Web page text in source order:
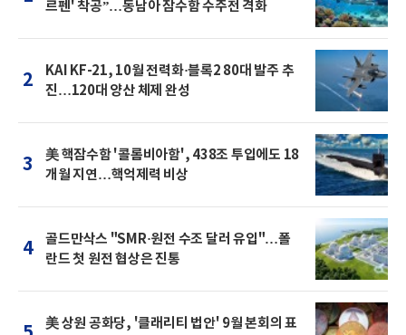
르펜' 착공”…동남아 잠수함 수주전 격화
2
KAI KF-21, 10월 전력화·블록2 80대 발주 추
진…120대 양산 체제 완성
3
美 핵잠수함 '콜롬비아함', 438조 투입에도 18
개월 지연…핵억제력 비상
4
골드만삭스 "SMR·원전 수조 달러 유입"…폴
란드 첫 원전 협상은 진통
美 상원 공화당, '클래리티 법안' 9월 본회의 표